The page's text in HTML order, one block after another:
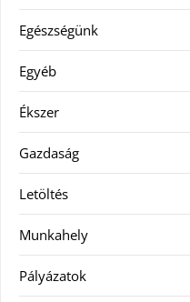
Egészségünk
Egyéb
Ékszer
Gazdaság
Letöltés
Munkahely
Pályázatok